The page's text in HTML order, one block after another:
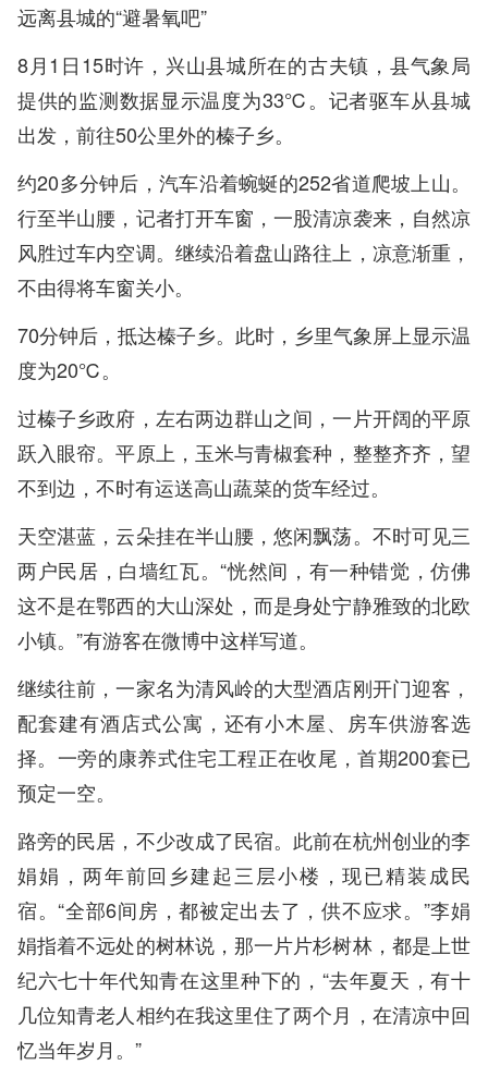
远离县城的“避暑氧吧”
8月1日15时许，兴山县城所在的古夫镇，县气象局
提供的监测数据显示温度为33℃。记者驱车从县城
出发，前往50公里外的榛子乡。
约20多分钟后，汽车沿着蜿蜒的252省道爬坡上山。
行至半山腰，记者打开车窗，一股清凉袭来，自然凉
风胜过车内空调。继续沿着盘山路往上，凉意渐重，
不由得将车窗关小。
70分钟后，抵达榛子乡。此时，乡里气象屏上显示温
度为20℃。
过榛子乡政府，左右两边群山之间，一片开阔的平原
跃入眼帘。平原上，玉米与青椒套种，整整齐齐，望
不到边，不时有运送高山蔬菜的货车经过。
天空湛蓝，云朵挂在半山腰，悠闲飘荡。不时可见三
两户民居，白墙红瓦。“恍然间，有一种错觉，仿佛
这不是在鄂西的大山深处，而是身处宁静雅致的北欧
小镇。”有游客在微博中这样写道。
继续往前，一家名为清风岭的大型酒店刚开门迎客，
配套建有酒店式公寓，还有小木屋、房车供游客选
择。一旁的康养式住宅工程正在收尾，首期200套已
预定一空。
路旁的民居，不少改成了民宿。此前在杭州创业的李
娟娟，两年前回乡建起三层小楼，现已精装成民
宿。“全部6间房，都被定出去了，供不应求。”李娟
娟指着不远处的树林说，那一片片杉树林，都是上世
纪六七十年代知青在这里种下的，“去年夏天，有十
几位知青老人相约在我这里住了两个月，在清凉中回
忆当年岁月。”